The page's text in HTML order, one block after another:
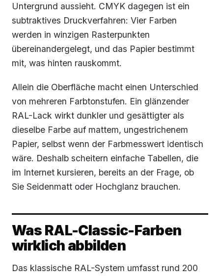
Untergrund aussieht. CMYK dagegen ist ein
subtraktives Druckverfahren: Vier Farben
werden in winzigen Rasterpunkten
übereinandergelegt, und das Papier bestimmt
mit, was hinten rauskommt.
Allein die Oberfläche macht einen Unterschied
von mehreren Farbtonstufen. Ein glänzender
RAL-Lack wirkt dunkler und gesättigter als
dieselbe Farbe auf mattem, ungestrichenem
Papier, selbst wenn der Farbmesswert identisch
wäre. Deshalb scheitern einfache Tabellen, die
im Internet kursieren, bereits an der Frage, ob
Sie Seidenmatt oder Hochglanz brauchen.
Was RAL-Classic-Farben
wirklich abbilden
Das klassische RAL-System umfasst rund 200